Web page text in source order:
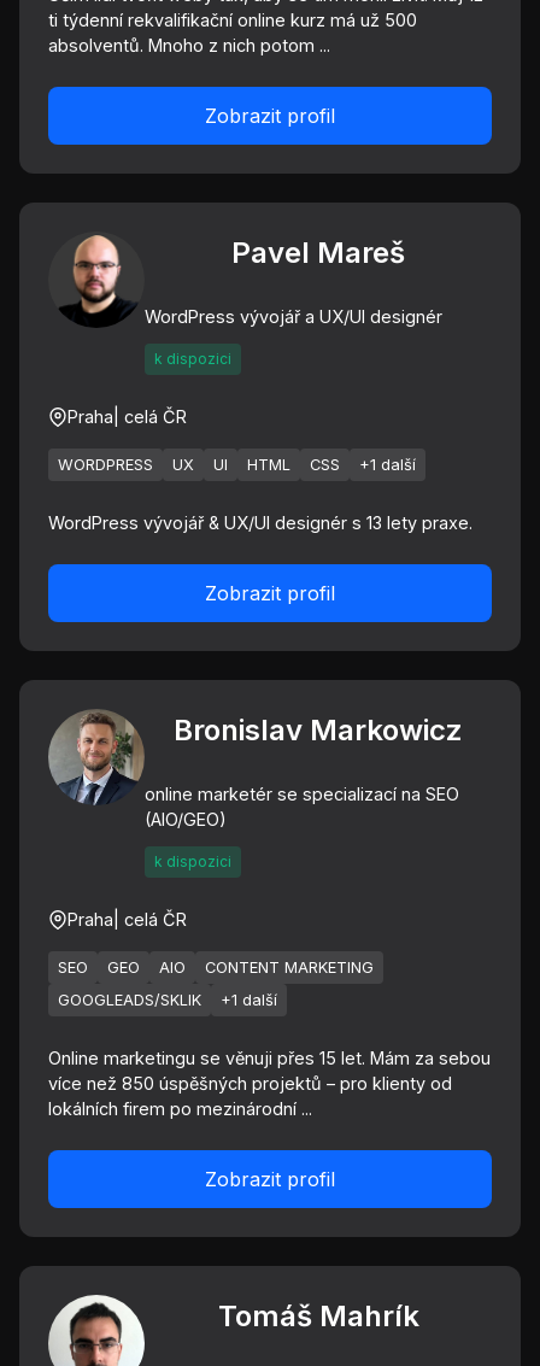
ti týdenní rekvalifikační online kurz má už 500
absolventů. Mnoho z nich potom ...
Zobrazit profil
Pavel Mareš
WordPress vývojář a UX/UI designér
k dispozici
Praha | celá ČR
WORDPRESS UX UI HTML CSS +1 další
WordPress vývojář & UX/UI designér s 13 lety praxe.
Zobrazit profil
Bronislav Markowicz
online marketér se specializací na SEO
(AIO/GEO)
k dispozici
Praha | celá ČR
SEO GEO AIO
CONTENT MARKETING
GOOGLEADS/SKLIK
+1 další
Online marketingu se věnuji přes 15 let. Mám za sebou
více než 850 úspěšných projektů – pro klienty od
lokálních firem po mezinárodní ...
Zobrazit profil
Tomáš Mahrík